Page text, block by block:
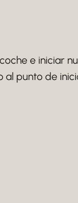
e iniciar
al punto de